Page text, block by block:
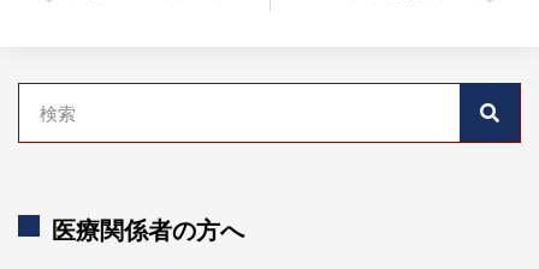
医療関係者の方へ